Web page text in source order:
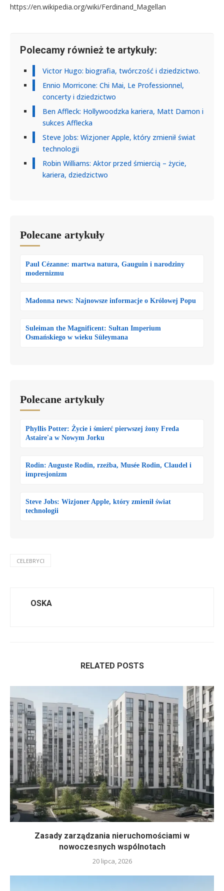
https://en.wikipedia.org/wiki/Ferdinand_Magellan
Polecamy również te artykuły:
Victor Hugo: biografia, twórczość i dziedzictwo.
Ennio Morricone: Chi Mai, Le Professionnel,
concerty i dziedzictwo
Ben Affleck: Hollywoodzka kariera, Matt Damon i
sukces Afflecka
Steve Jobs: Wizjoner Apple, który zmienił świat
technologii
Robin Williams: Aktor przed śmiercią – życie,
kariera, dziedzictwo
Polecane artykuły
Paul Cézanne: martwa natura, Gauguin i narodziny
modernizmu
Madonna news: Najnowsze informacje o Królowej Popu
Suleiman the Magnificent: Sułtan Imperium
Osmańskiego w wieku Süleymana
Polecane artykuły
Phyllis Potter: Życie i śmierć pierwszej żony Freda
Astaire'a w Nowym Jorku
Rodin: Auguste Rodin, rzeźba, Musée Rodin, Claudel i
impresjonizm
Steve Jobs: Wizjoner Apple, który zmienił świat
technologii
CELEBRYCI
OSKA
RELATED POSTS
Zasady zarządzania nieruchomościami w
nowoczesnych wspólnotach
20 lipca, 2026